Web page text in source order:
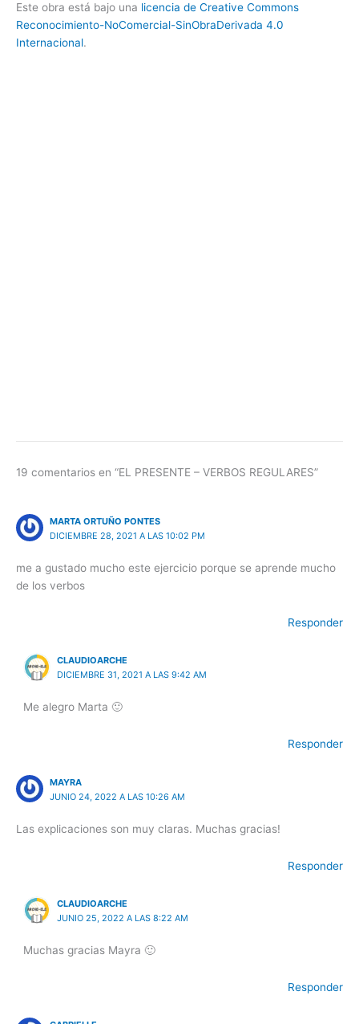
Este obra está bajo una licencia de Creative Commons
Reconocimiento-NoComercial-SinObraDerivada 4.0
Internacional.
19 comentarios en “EL PRESENTE – VERBOS REGULARES”
MARTA ORTUÑO PONTES
DICIEMBRE 28, 2021 A LAS 10:02 PM
me a gustado mucho este ejercicio porque se aprende mucho
de los verbos
Responder
CLAUDIOARCHE
DICIEMBRE 31, 2021 A LAS 9:42 AM
Me alegro Marta 🙂
Responder
MAYRA
JUNIO 24, 2022 A LAS 10:26 AM
Las explicaciones son muy claras. Muchas gracias!
Responder
CLAUDIOARCHE
JUNIO 25, 2022 A LAS 8:22 AM
Muchas gracias Mayra 🙂
Responder